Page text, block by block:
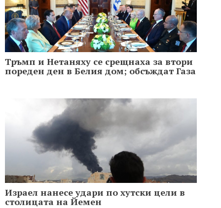
Тръмп и Нетаняху се срещнаха за втори
пореден ден в Белия дом; обсъждат Газа
Израел нанесе удари по хутски цели в
столицата на Йемен